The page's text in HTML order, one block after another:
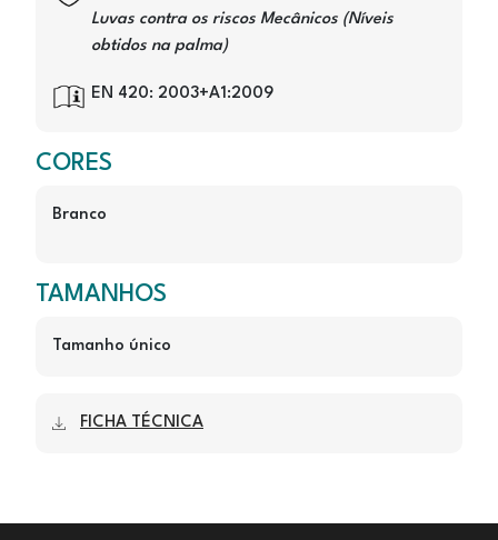
Luvas contra os riscos Mecânicos (Níveis
obtidos na palma)
ImageEN 420: 2003+A1:2009
CORES
Branco
TAMANHOS
Tamanho único
FICHA TÉCNICA